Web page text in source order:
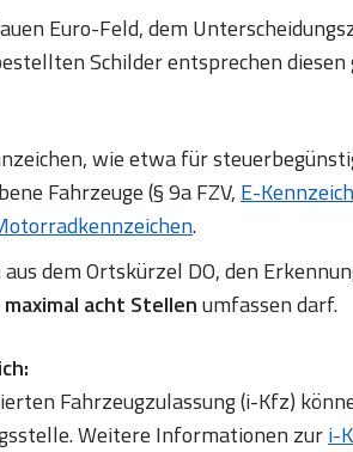
Euro-Feld, dem
Schilder entsprechen
wie etwa für
Fahrzeuge (§ 9a FZV, E-
.
dem Ortskürzel DO, den
maximal acht Stellenumfassen darf.
Fahrzeugzulassung (i-Kfz)
Weitere Informationen zuri-